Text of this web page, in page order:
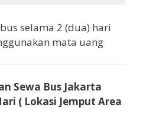
selama 2 (dua) hari
mata uang
Sewa Bus Jakarta
( Lokasi Jemput Area